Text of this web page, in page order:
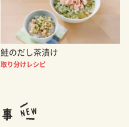
鮭のだし茶漬け
取り分けレシピ